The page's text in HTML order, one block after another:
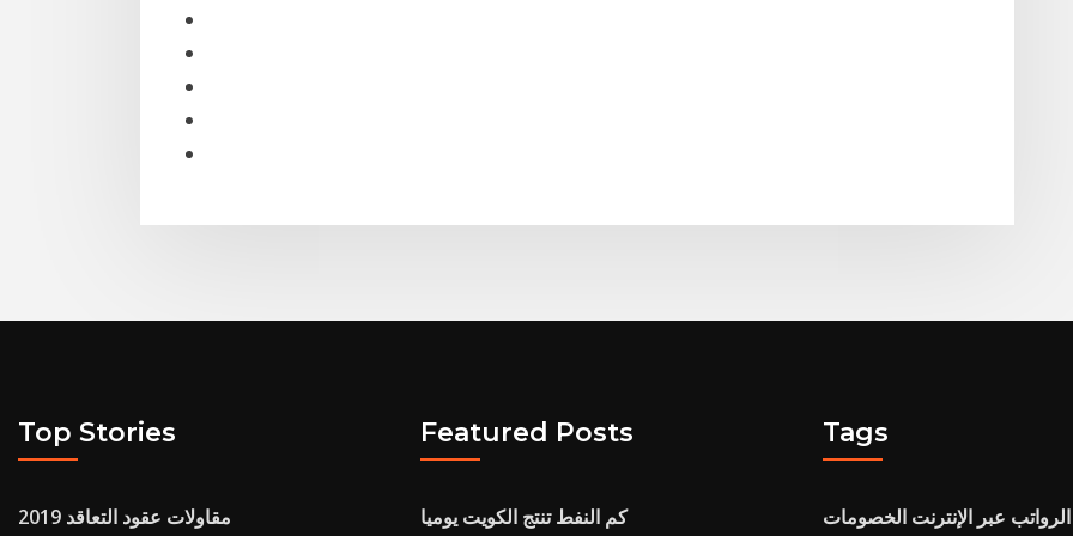
Top Stories
مقاولات عقود التعاقد 2019
Featured Posts
كم النفط تنتج الكويت يوميا
Tags
الرواتب عبر الإنترنت الخصومات